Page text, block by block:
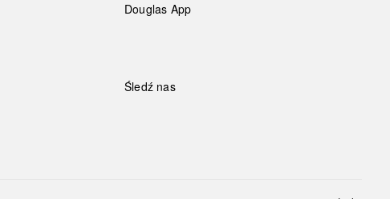
Douglas App
Śledź nas